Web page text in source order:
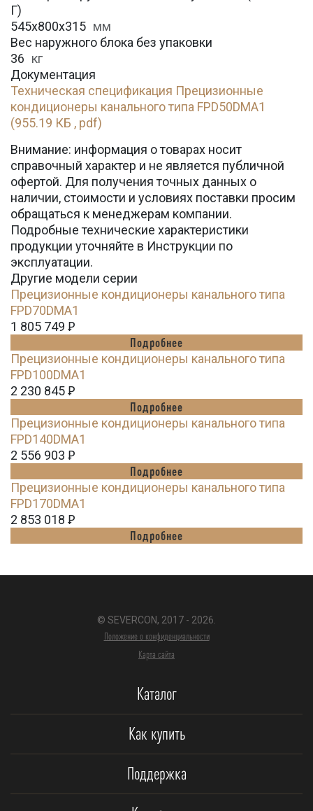
Г)
545х800х315 мм
Вес наружного блока без упаковки
36 кг
Документация
Техническая спецификация Прецизионные
кондиционеры канального типа FPD50DMA1
(955.19 КБ , pdf)
Внимание: информация о товарах носит
справочный характер и не является публичной
офертой. Для получения точных данных о
наличии, стоимости и условиях поставки просим
обращаться к менеджерам компании.
Подробные технические характеристики
продукции уточняйте в Инструкции по
эксплуатации.
Другие модели серии
Прецизионные кондиционеры канального типа
FPD70DMA1
1 805 749 Ꝑ
Подробнее
Прецизионные кондиционеры канального типа
FPD100DMA1
2 230 845Ꝑ
Подробнее
Прецизионные кондиционеры канального типа
FPD140DMA1
2 556 903 Ꝑ
Подробнее
Прецизионные кондиционеры канального типа
FPD170DMA1
2 853 018 Ꝑ
Подробнее
© SEVERCON, 2017 - 2026.
Положение о конфиденциальности
Карта сайта
Каталог
Как купить
Поддержка